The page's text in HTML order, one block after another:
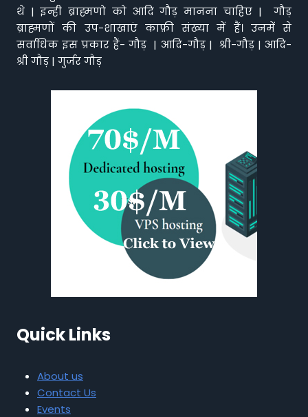
थे | इन्ही ब्राह्मणो को आदि गौड़ मानना चाहिए | गौड़
ब्राह्मणों की उप-शाखाएं काफ़ी संख्या में हैं। उनमें से
सर्वाधिक इस प्रकार हैं- गौड़ | आदि-गौड़ | श्री-गौड़ | आदि-
श्री गौड़ | गुर्जर गौड़
Quick Links
About us
Contact Us
Events